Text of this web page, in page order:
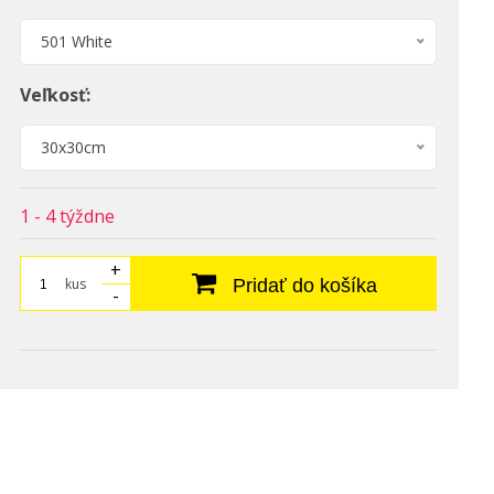
501 White
Veľkosť:
30x30cm
1 - 4 týždne
kus
+
-
Pridať do košíka